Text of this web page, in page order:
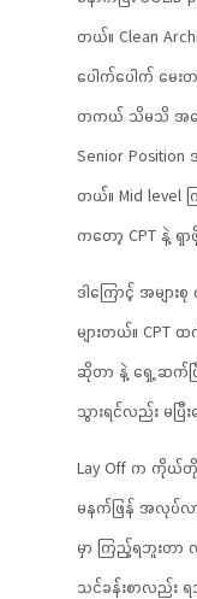
တယ်။ Clean
ပေါက်ပေါက် မေး
တကယ် သိမသိ အသ
Senior
တယ်။ Mid level
ကတော့ CPT နဲ့ ရှ
ဒါကြောင့် အမျာ
များတယ်။ CPT
ဆိုတာ နဲ့ ရှေ့ ဆက်ပ
သွားရင်လည်း မပြီ
Lay Off က ကိုယ်တို
မနက်ဖြန် အလုပ်
မှာ ကြည့်ရဘူးတ
သင်ခန်းစာလည်း